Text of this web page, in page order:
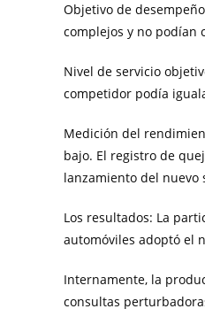
Objetivo de
complejos y no podían
Nivel de servicio
competidor podía
Medición del
bajo. El registro de
lanzamiento del nuevo
Los resultados: La
automóviles adoptó el
Internamente, la
consultas